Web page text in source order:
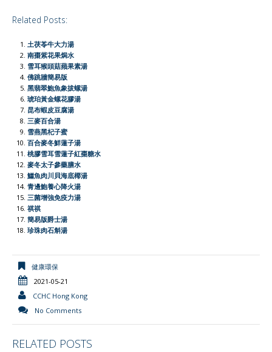
c
e
b
o
o
k
a
t
s
A
p
p
h
a
t
Related Posts:
土茯苓牛大力湯
南棗紫花果焗水
雪耳猴頭菇蘋果素湯
佛跳牆簡易版
黑翡翠鮑魚象拔螺湯
琥珀黃金螺花膠湯
昆布蝦皮豆腐湯
三麥百合湯
雪燕黑杞子蜜
百合麥冬鮮蓮子湯
桃膠雪耳雪蓮子紅棗糖水
麥冬太子參藥膳水
鱷魚肉川貝海底椰湯
青邊鮑養心降火湯
三菌增強免疫力湯
祺祺
簡易版爵士湯
珍珠肉石斛湯
健康環保
2021-05-21
CCHC Hong Kong
No Comments
RELATED POSTS